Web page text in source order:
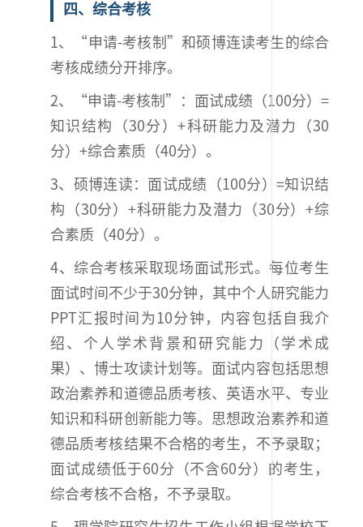
四、综合考核
1、“申请-考核制”和硕博连读考生的综合
考核成绩分开排序。
2、“申请-考核制”：面试成绩（100分）=
知识结构（30分）+科研能力及潜力（30
分）+综合素质（40分）。
3、硕博连读：面试成绩（100分）=知识结
构（30分）+科研能力及潜力（30分）+综
合素质（40分）。
4、综合考核采取现场面试形式。每位考生
面试时间不少于30分钟，其中个人研究能力
PPT汇报时间为10分钟，内容包括自我介
绍、个人学术背景和研究能力（学术成
果）、博士攻读计划等。面试内容包括思想
政治素养和道德品质考核、英语水平、专业
知识和科研创新能力等。思想政治素养和道
德品质考核结果不合格的考生，不予录取；
面试成绩低于60分（不含60分）的考生，
综合考核不合格，不予录取。